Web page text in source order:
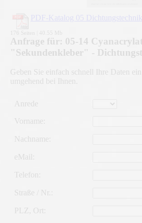
PDF-Katalog 05 Dichtungstechnik
176 Seiten | 40.55 Mb
Anfrage für: 05-14
"Sekundenkleber" -
Geben Sie einfach schnell Ihre Daten
umgehend bei Ihnen.
Anrede
Vorname:
Nachname:
eMail:
Telefon:
Straße / Nr.:
PLZ
Ort: